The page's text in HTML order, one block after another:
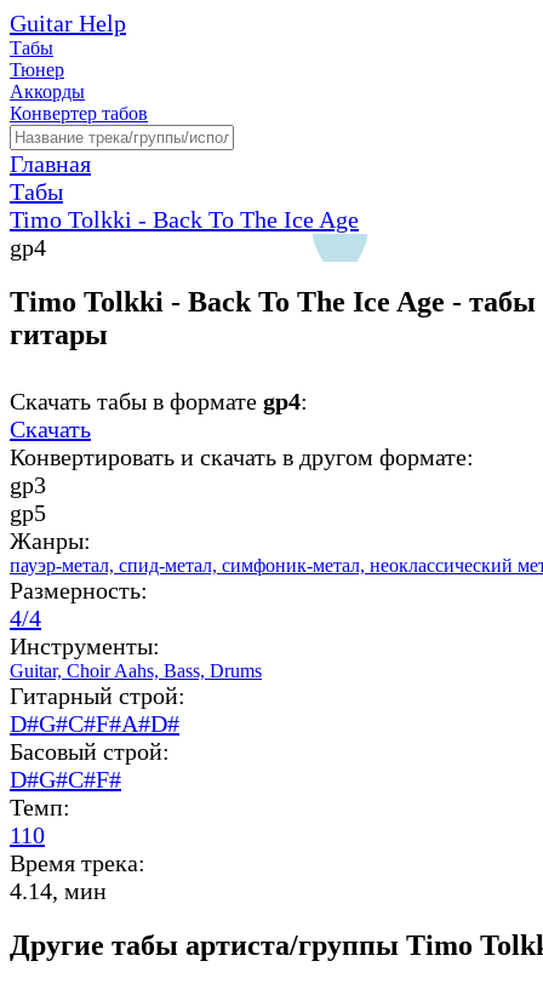
Guitar Help
Табы
Тюнер
Аккорды
Конвертер табов
Главная
Табы
Timo Tolkki - Back To The Ice Age
gp4
Timo Tolkki - Back To The Ice Age - табы
гитары
Скачать табы в формате gp4:
Скачать
Конвертировать и скачать в другом формате:
gp3
gp5
Жанры:
пауэр-метал, спид-метал, симфоник-метал, неоклассический
Размерность:
4/4
Инструменты:
Guitar, Choir Aahs, Bass, Drums
Гитарный строй:
D#G#C#F#A#D#
Басовый строй:
D#G#C#F#
Темп:
110
Время трека:
4.14, мин
Другие табы артиста/группы Timo